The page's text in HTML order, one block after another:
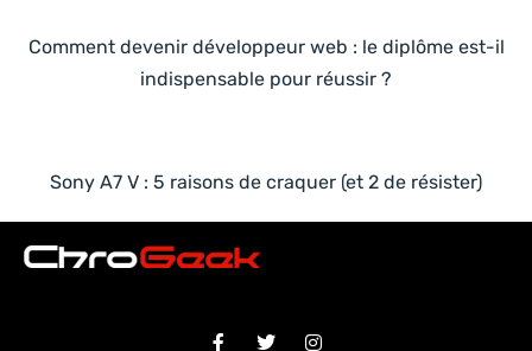
Comment devenir développeur web : le diplôme est-il
indispensable pour réussir ?
Sony A7 V : 5 raisons de craquer (et 2 de résister)